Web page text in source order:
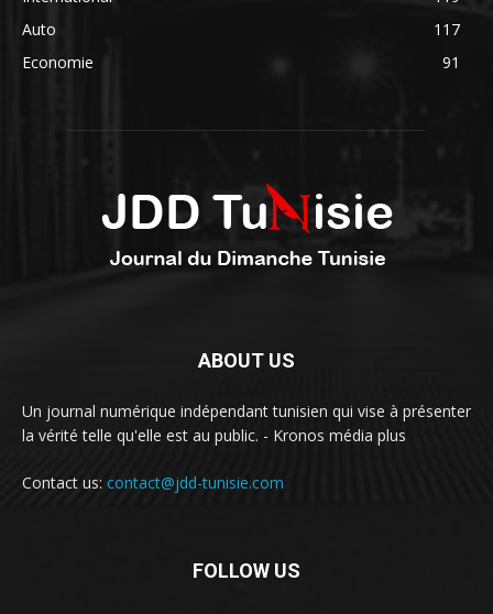
Auto
117
Economie
91
ABOUT US
Un journal numérique indépendant tunisien qui vise à présenter
la vérité telle qu'elle est au public. - Kronos média plus
Contact us: contact@jdd-tunisie.com
FOLLOW US